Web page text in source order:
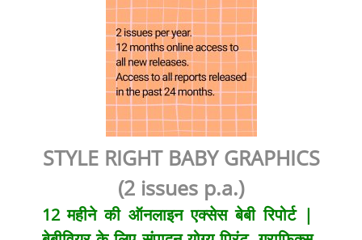
STYLE RIGHT BABY GRAPHICS
(2 issues p.a.)
12 महीने की ऑनलाइन एक्सेस बेबी रिपोर्ट |